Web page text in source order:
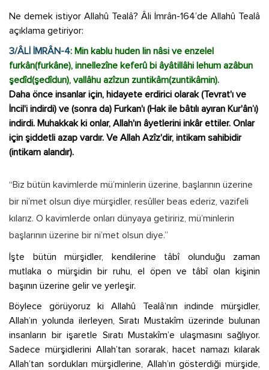
Ne demek istiyor Allahû Tealâ? Âli İmrân-164’de Allahû Tealâ
açıklama getiriyor:
3/ÂLİ İMRÂN-4: Min kablu huden lin nâsi ve enzelel
furkân(furkâne), innellezîne keferû bi âyâtillâhi lehum azâbun
şedîd(şedîdun), vallâhu azîzun zuntikâm(zuntikâmin).
Daha önce insanlar için, hidayete erdirici olarak (Tevrat'ı ve
İncil'i indirdi) ve (sonra da) Furkan'ı (Hak ile bâtılı ayıran Kur'ân’ı)
indirdi. Muhakkak ki onlar, Allah'ın âyetlerini inkâr ettiler. Onlar
için şiddetli azap vardır. Ve Allah Azîz'dir, intikam sahibidir
(intikam alandır).
“Biz bütün kavimlerde mü’minlerin üzerine, başlarının üzerine
bir ni’met olsun diye mürşidler, resûller beas ederiz, vazifeli
kılarız. O kavimlerde onları dünyaya getiririz, mü’minlerin
başlarının üzerine bir ni’met olsun diye.”
İşte bütün mürşidler, kendilerine tâbî olunduğu zaman
mutlaka o mürşidin bir ruhu, el öpen ve tâbî olan kişinin
başının üzerine gelir ve yerleşir.
Böylece görüyoruz ki Allahû Tealâ’nın indinde mürşidler,
Allah’ın yolunda ilerleyen, Sıratı Mustakîm üzerinde bulunan
insanların bir işaretle Sıratı Mustakîm’e ulaşmasını sağlıyor.
Sadece mürşidlerini Allah’tan sorarak, hacet namazı kılarak
Allah’tan sordukları mürşidlerine, Allah’ın gösterdiği mürşide,